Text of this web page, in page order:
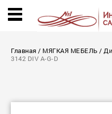
Главная / МЯГКАЯ МЕБЕЛЬ /
3142 DIV A-G-D